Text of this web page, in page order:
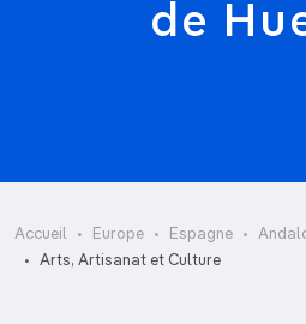
de
Accueil Europe Espagne
Arts, Artisanat et Culture